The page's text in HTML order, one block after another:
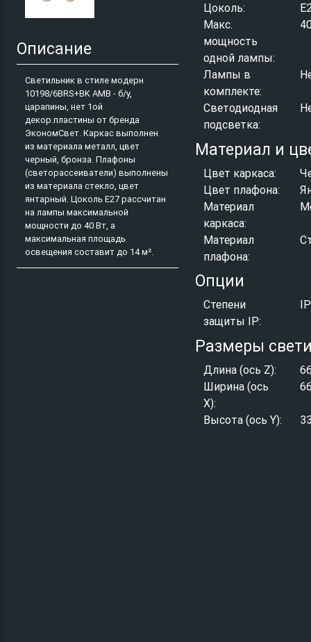
Описание
Светильник в стиле модерн
10198/6BRS+BK AMB - б/у,
царапины, нет 1ой
декор.пластины от бренда
ЭкономСвет. Каркас выполнен
из материала металл, цвет
черный, бронза. Плафоны
(светорассеиватели) выполнены
из материала стекло, цвет
янтарный. Цоколь E27 рассчитан
на лампы максимальной
мощности до 40 Вт, а
максимальная площадь
освещения составит до 14 м².
Цоколь:
Макс.
мощность
одной лампы:
Лампы в
комплекте:
Светодиодная
подсветка:
Материал и
Цвет каркаса:
Цвет плафона:
Материал
каркаса:
Материал
плафона:
Опции
Степени
защиты IP:
Размеры
Длина (ось Z):
Ширина (ось
X):
Высота (ось Y):